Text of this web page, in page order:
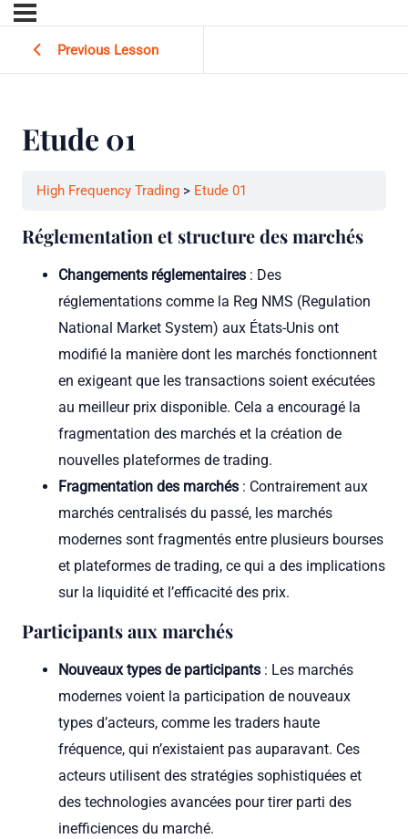
Previous Lesson
Etude 01
High Frequency Trading Etude 01
Réglementation et structure des marchés
Changements réglementaires : Des
réglementations comme la Reg NMS (Regulation
National Market System) aux États-Unis ont
modifié la manière dont les marchés fonctionnent
en exigeant que les transactions soient exécutées
au meilleur prix disponible. Cela a encouragé la
fragmentation des marchés et la création de
nouvelles plateformes de trading.
Fragmentation des marchés : Contrairement aux
marchés centralisés du passé, les marchés
modernes sont fragmentés entre plusieurs bourses
et plateformes de trading, ce qui a des implications
sur la liquidité et l’efficacité des prix.
Participants aux marchés
Nouveaux types de participants : Les marchés
modernes voient la participation de nouveaux
types d’acteurs, comme les traders haute
fréquence, qui n’existaient pas auparavant. Ces
acteurs utilisent des stratégies sophistiquées et
des technologies avancées pour tirer parti des
inefficiences du marché.